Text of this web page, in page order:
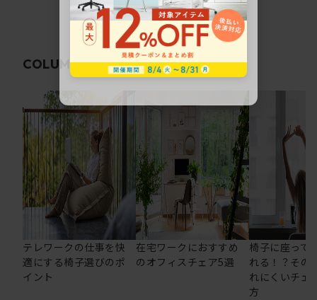
COLUMN関連コラム
テレワークの仕事を快
適にする椅子選びのポ
イント
在宅ワークにおすすめ
のオフィスチェア5選
椅子に座って
れる！？その
れにくいチェ
方